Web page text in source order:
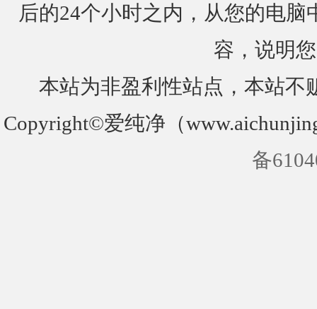
后的24个小时之内，从您的电
容，说明
本站为非盈利性站点，本站不
Copyright©爱纯净（
备